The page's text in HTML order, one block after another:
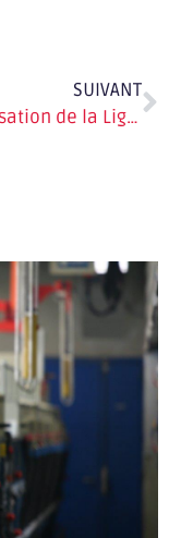
SUIVANT
Modernisation de la Ligne T15 zinc nickel